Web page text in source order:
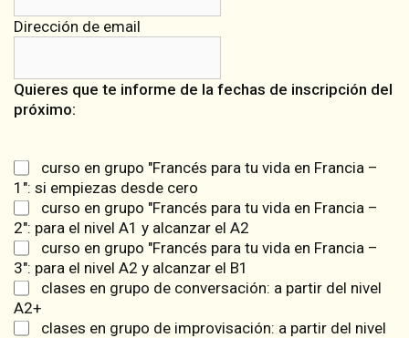
Dirección de email
Quieres que te informe de la fechas de inscripción del
próximo:
curso en grupo "Francés para tu vida en Francia –
1": si empiezas desde cero
curso en grupo "Francés para tu vida en Francia –
2": para el nivel A1 y alcanzar el A2
curso en grupo "Francés para tu vida en Francia –
3": para el nivel A2 y alcanzar el B1
clases en grupo de conversación: a partir del nivel
A2+
clases en grupo de improvisación: a partir del nivel